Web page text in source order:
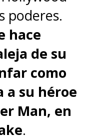
equipo
entre
y
hacia el
poderes.
hace
de su
como
a su héroe
Man, en
.